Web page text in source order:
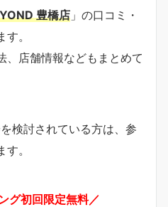
豊橋店 」の口コミ・
。
、店舗情報などもまとめて
検討されている方は、参
。
グ初回限定無料／